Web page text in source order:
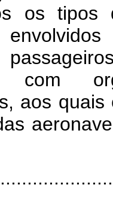
os tipos
com
aos